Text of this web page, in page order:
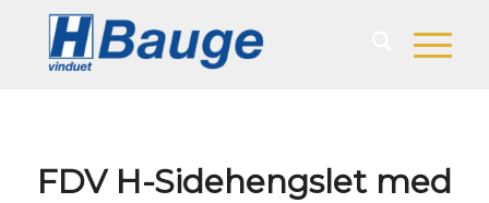
FDV H-Sidehengslet med